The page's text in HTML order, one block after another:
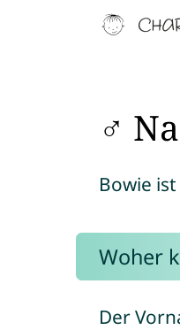
♂
Bowie
Woher
Der